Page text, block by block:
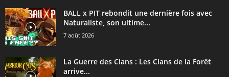
BALL x PIT rebondit une dernière fois avec
Naturaliste, son ultime...
7 août 2026
La Guerre des Clans : Les Clans de la Forêt
arrive...